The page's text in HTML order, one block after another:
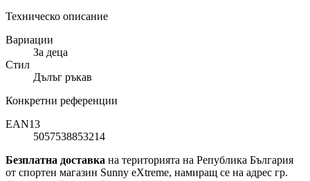
Техническо описание
Вариации
За деца
Стил
Дълъг ръкав
Конкретни референции
EAN13
5057538853214
Безплатна доставка на територията на Република България
от спортен магазин Sunny eXtreme, намиращ се на адрес гр.